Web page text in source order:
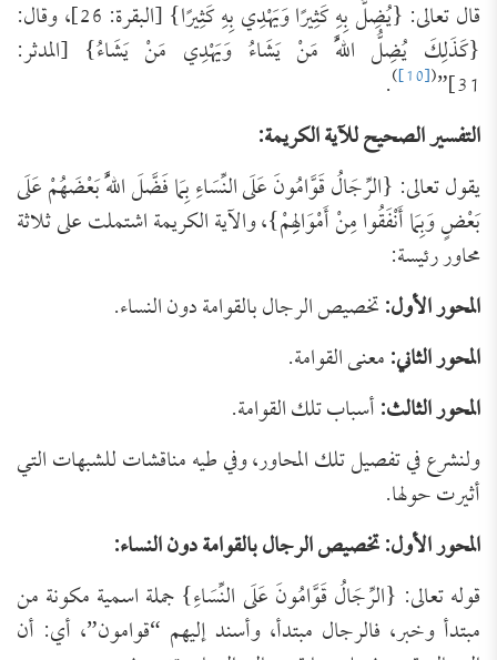
قال تعالى: {يُضِلُّ بِهِ كَثِيرًا وَيَهْدِي بِهِ كَثِيرًا} [البقرة: 26]، وقال:
{كَذَلِكَ يُضِلُّ اللَّهُ مَنْ يَشَاءُ وَيَهْدِي مَنْ يَشَاءُ} [المدثر:
31]”
(
[10]
)
.
التفسير الصحيح للآية الكريمة:
يقول تعالى: {الرِّجَالُ قَوَّامُونَ عَلَى النِّسَاءِ بِمَا فَضَّلَ اللَّهُ بَعْضَهُمْ عَلَى
بَعْضٍ وَبِمَا أَنْفَقُوا مِنْ أَمْوَالِهِمْ}، والآية الكريمة اشتملت على ثلاثة
محاور رئيسة:
المحور الأول:تخصيص الرجال بالقوامة دون النساء.
المحور الثاني:معنى القوامة.
المحور الثالث:أسباب تلك القوامة.
ولنشرع في تفصيل تلك المحاور، وفي طيه مناقشات للشبهات التي
أثيرت حولها.
المحور الأول: تخصيص الرجال بالقوامة دون النساء:
قوله تعالى: {الرِّجَالُ قَوَّامُونَ عَلَى النِّسَاءِ} جملة اسمية مكونة من
مبتدأ وخبر، فالرجال مبتدأ، وأسند إليهم “قوامون”، أي: أن